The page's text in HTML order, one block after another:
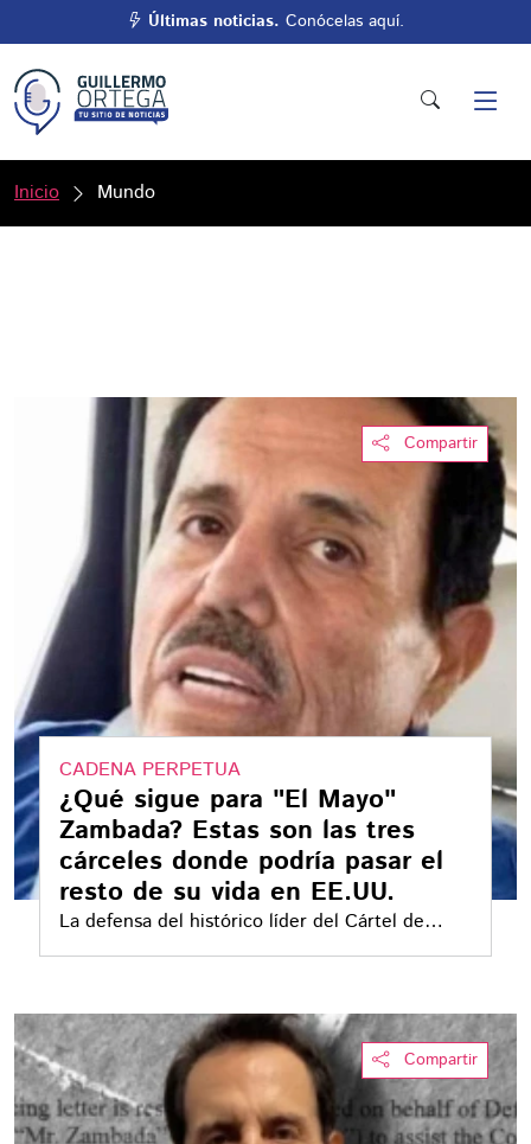
Últimas noticias. Conócelas aquí.
Inicio Mundo
Compartir
CADENA PERPETUA
¿Qué sigue para "El Mayo"
Zambada? Estas son las tres
cárceles donde podría pasar el
resto de su vida en EE.UU.
La defensa del histórico líder del Cártel de
Sinaloa solicitó que sea enviado a una prisión
debido a los problemas de salud que enfrenta
Compartir